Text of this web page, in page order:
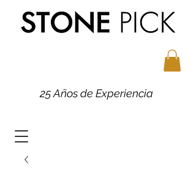
25 Años de Experiencia